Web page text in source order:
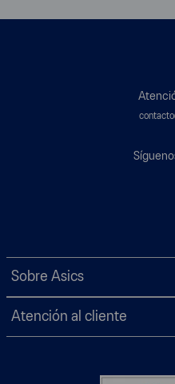
Sobre Asics
Atención al cliente